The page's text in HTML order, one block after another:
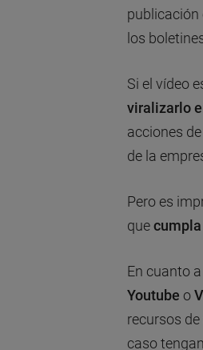
publicación
los
Si el vídeo
viralizarlo
acciones
de la
Pero es
que
En cuanto
Youtube o
recursos
caso